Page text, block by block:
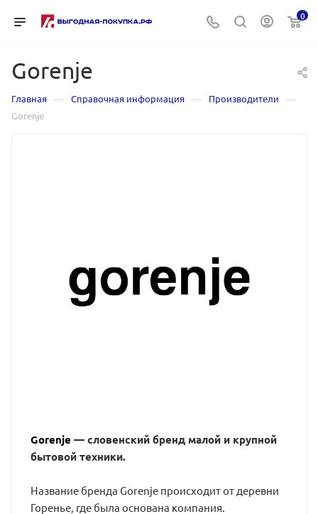
0
Gorenje
Главная — Справочная информация — Производители —
Gorenje
Gorenje — словенский бренд малой и крупной
бытовой техники.
Название бренда Gorenje происходит от деревни
Горенье, где была основана компания.